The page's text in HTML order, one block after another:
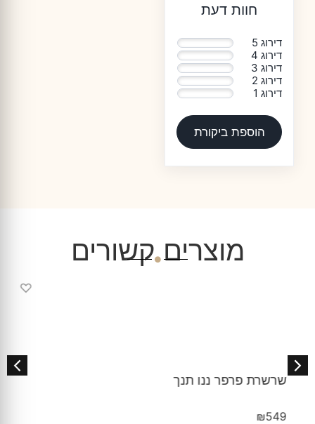
חוות דעת
דירוג 5
דירוג 4
דירוג 3
דירוג 2
דירוג 1
הוספת ביקורת
מוצרים קשורים
♡
שרשרת פרפר ננו תנך
₪549